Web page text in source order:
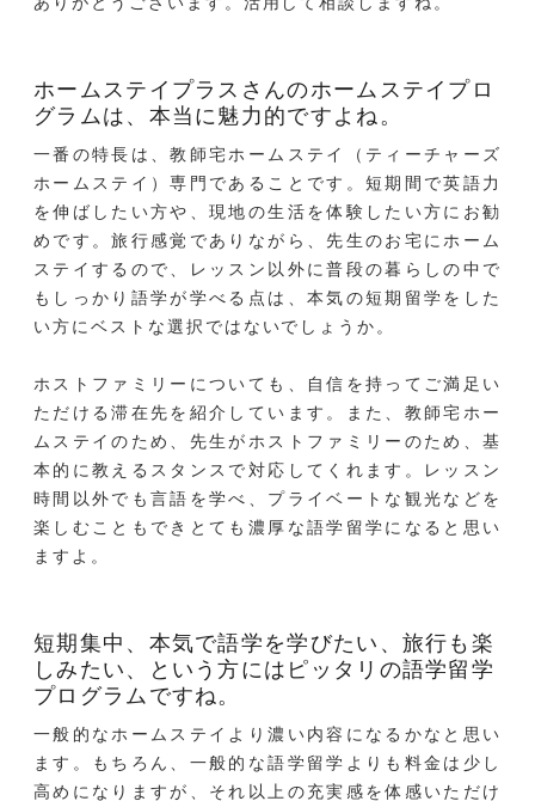
ホームステイプラスさんのホームステイプロ
グラムは、本当に魅力的ですよね。
一番の特長は、教師宅ホームステイ（ティーチャーズ
ホームステイ）専門であることです。短期間で英語力
を伸ばしたい方や、現地の生活を体験したい方にお勧
めです。旅行感覚でありながら、先生のお宅にホーム
ステイするので、レッスン以外に普段の暮らしの中で
もしっかり語学が学べる点は、本気の短期留学をした
い方にベストな選択ではないでしょうか。
ホストファミリーについても、自信を持ってご満足い
ただける滞在先を紹介しています。また、教師宅ホー
ムステイのため、先生がホストファミリーのため、基
本的に教えるスタンスで対応してくれます。レッスン
時間以外でも言語を学べ、プライベートな観光などを
楽しむこともできとても濃厚な語学留学になると思い
ますよ。
短期集中、本気で語学を学びたい、旅行も楽
しみたい、という方にはピッタリの語学留学
プログラムですね。
一般的なホームステイより濃い内容になるかなと思い
ます。もちろん、一般的な語学留学よりも料金は少し
高めになりますが、それ以上の充実感を体感いただけ